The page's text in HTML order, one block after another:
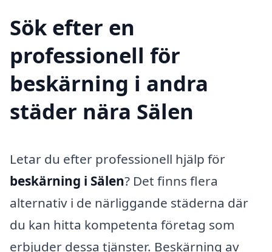
Sök efter en
professionell för
beskärning i andra
städer nära Sälen
Letar du efter professionell hjälp för
beskärning i Sälen? Det finns flera
alternativ i de närliggande städerna där
du kan hitta kompetenta företag som
erbjuder dessa tjänster. Beskärning av